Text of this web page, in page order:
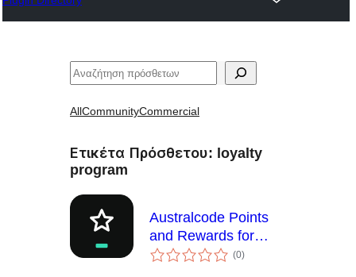
Αναζήτηση
AllCommunityCommercial
Ετικέτα Πρόσθετου: loyalty
program
Australcode Points
and Rewards for
WooCommerce
(0αξιολογήσεις
σύνολο
)